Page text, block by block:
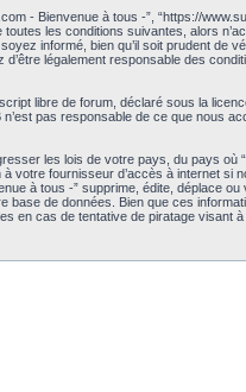
- Bienvenue à tous -”, “https://
les conditions suivantes, alors
informé, bien qu’il soit prudent de
légalement responsable des
libre de forum, déclaré sous la
pas responsable de ce que nous
les lois de votre pays, du pays où
votre fournisseur d’accès à internet si
à tous -” supprime, édite, déplace ou
de données. Bien que ces
en cas de tentative de piratage visant